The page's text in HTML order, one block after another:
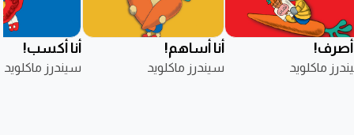
أصرف!
ماكلويد
أنا أساهم!
سيندرز ماكلويد
أنا أكسب!
سيندرز ماكلويد